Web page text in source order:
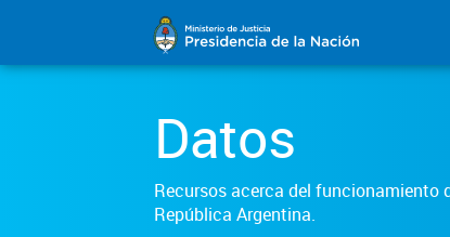
Datos
Recursos acerca del funcionamiento
República Argentina.